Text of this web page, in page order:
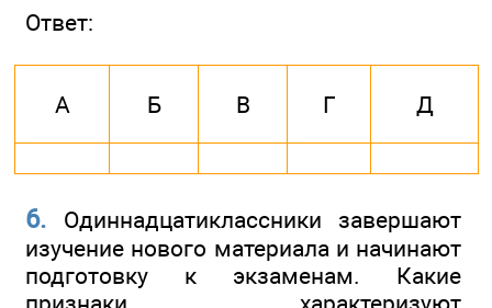
Ответ:
А Б В Г Д
6. Одиннадцатиклассники завершают
изучение нового материала и начинают
подготовку к экзаменам. Какие